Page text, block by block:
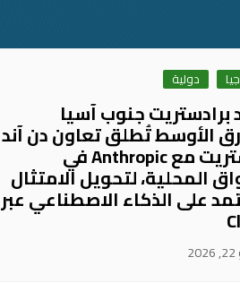
دولية
برادستريت جنوب آسيا
الأوسط تُطلق تعاون دن آند
برادستريت مع Anthropic في
المحلية، لتحويل الامتثال
على الذكاء الاصطناعي عبر